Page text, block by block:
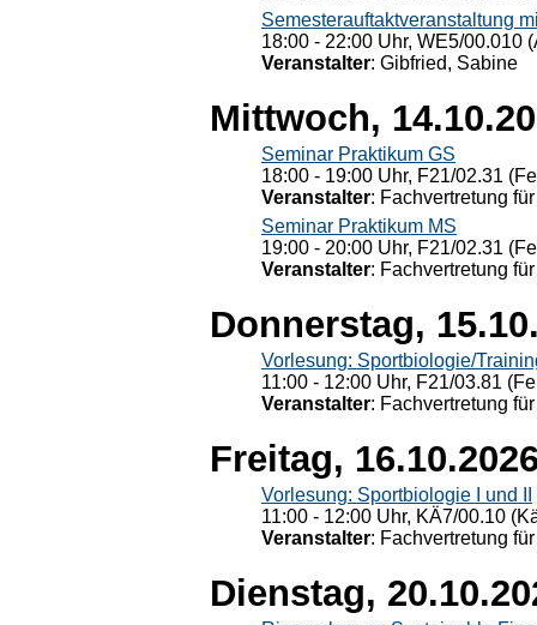
Semesterauftaktveranstaltung
18:00 - 22:00 Uhr, WE5/00.010
Veranstalter: Gibfried, Sabine
Mittwoch,
Seminar Praktikum GS
18:00 - 19:00 Uhr, F21/02.31
Veranstalter: Fachvertretung
Seminar Praktikum MS
19:00 - 20:00 Uhr, F21/02.31
Veranstalter: Fachvertretung
Donnerstag,
Vorlesung: Sportbiologie/
11:00 - 12:00 Uhr, F21/03.81
Veranstalter: Fachvertretung
Freitag,
Vorlesung: Sportbiologie I und II
11:00 - 12:00 Uhr, KÄ7/00.10
Veranstalter: Fachvertretung
Dienstag,